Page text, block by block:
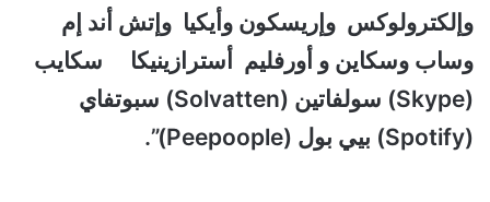
وإلكترولوكس وإريسكون وأيكيا وإتش أند إم
وساب وسكاين و أورفليم أسترازينيكا سكايب
(Skype) سولفاتين (Solvatten) سبوتفاي
(Spotify) بيي بول (Peepoople)”.